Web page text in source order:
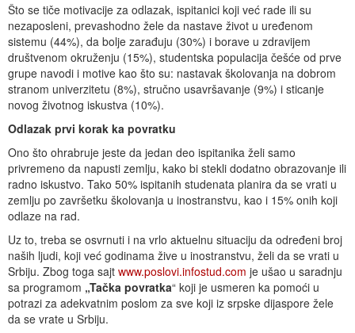
Što se tiče motivacije za odlazak, ispitanici koji već rade ili su
nezaposleni, prevashodno žele da nastave život u uređenom
sistemu (44%), da bolje zarađuju (30%) i borave u zdravijem
društvenom okruženju (15%), studentska populacija češće od prve
grupe navodi i motive kao što su: nastavak školovanja na dobrom
stranom univerzitetu (8%), stručno usavršavanje (9%) i sticanje
novog životnog iskustva (10%).
Odlazak prvi korak ka povratku
Ono što ohrabruje jeste da jedan deo ispitanika želi samo
privremeno da napusti zemlju, kako bi stekli dodatno obrazovanje ili
radno iskustvo. Tako 50% ispitanih studenata planira da se vrati u
zemlju po završetku školovanja u inostranstvu, kao i 15% onih koji
odlaze na rad.
Uz to, treba se osvrnuti i na vrlo aktuelnu situaciju da određeni broj
naših ljudi, koji već godinama žive u inostranstvu, želi da se vrati u
Srbiju. Zbog toga sajt www.poslovi.infostud.com je ušao u saradnju
sa programom „Tačka povratka“ koji je usmeren ka pomoći u
potrazi za adekvatnim poslom za sve koji iz srpske dijaspore žele
da se vrate u Srbiju.